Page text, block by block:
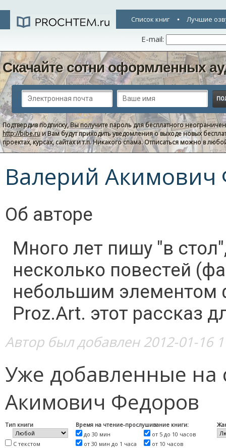
Список книг Лучшие
E-mail:
Скачайте сотни оформленных
Подтвердив подписку, Вы получите пароль для бесплатного
http://bibe.ruи Вам будут приходить уведомления о выходе новых
проектах, курсах, сайтах и т.п. Никакого спама. Отписаться можно в
Валерий Акимович
Об авторе
Много лет пишу "в
несколько повестей
небольшим элементом
Proz.Art. этот рассказ
Автор был добавлен 2012-01-16
Уже добавленные на
Акимович Федоров
Тип книги
С текстом
Время на чтение-прослушивание книги:
до 30 мин
от 30 мин до 1 часа
от 5 до 10 часов
от 10 часов